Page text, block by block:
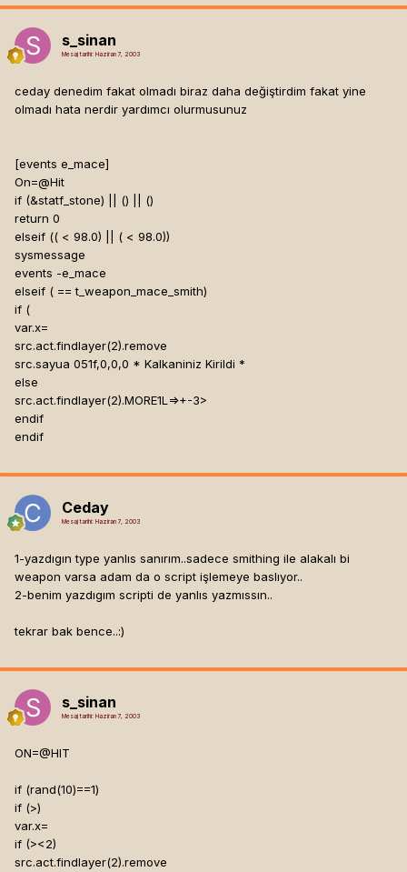
s_sinan
Mesaj tarihi: Haziran 7, 2003
ceday denedim fakat olmadı biraz daha değiştirdim fakat yine
olmadı hata nerdir yardımcı olurmusunuz
[events e_mace]
On=@Hit
if (&statf_stone) || () || ()
return 0
elseif (( < 98.0) || ( < 98.0))
sysmessage
events -e_mace
elseif ( == t_weapon_mace_smith)
if (
var.x=
src.act.findlayer(2).remove
src.sayua 051f,0,0,0 * Kalkaniniz Kirildi *
else
src.act.findlayer(2).MORE1L=>+-3>
endif
endif
Ceday
Mesaj tarihi: Haziran 7, 2003
1-yazdıgın type yanlıs sanırım..sadece smithing ile alakalı bi
weapon varsa adam da o script işlemeye baslıyor..
2-benim yazdıgım scripti de yanlıs yazmıssın..
tekrar bak bence..:)
s_sinan
Mesaj tarihi: Haziran 7, 2003
ON=@HIT
if (rand(10)==1)
if (>)
var.x=
if (><2)
src.act.findlayer(2).remove